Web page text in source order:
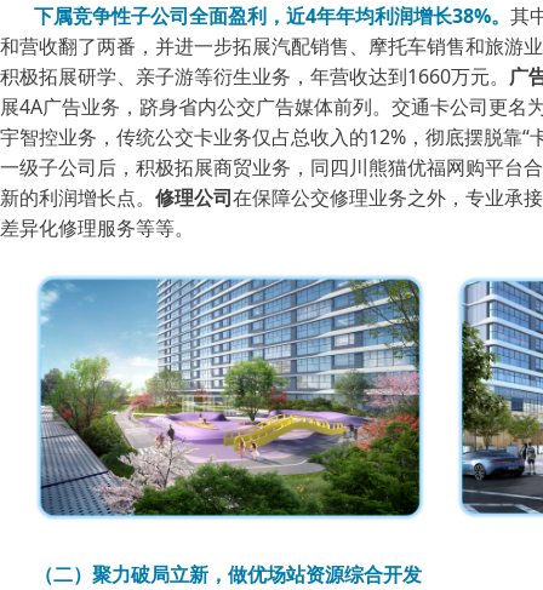
下属竞争性子公司全面盈利，近4年年均利润增长38%。 其
和营收翻了两番，并进一步拓展汽配销售、摩托车销售和旅游
积极拓展研学、亲子游等衍生业务，年营收达到1660万元。 广
展4A广告业务，跻身省内公交广告媒体前列。交通卡公司更名
宇智控业务，传统公交卡业务仅占总收入的12%，彻底摆脱靠“
一级子公司后，积极拓展商贸业务，同四川熊猫优福网购平台
新的利润增长点。 修理公司在保障公交修理业务之外，专业承
差异化修理服务等等。
（二）聚力破局立新，做优场站资源综合开发